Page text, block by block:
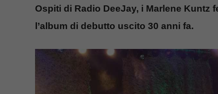
Ospiti di Radio DeeJay, i Marlene Kuntz
l’album di debutto uscito 30 anni fa.